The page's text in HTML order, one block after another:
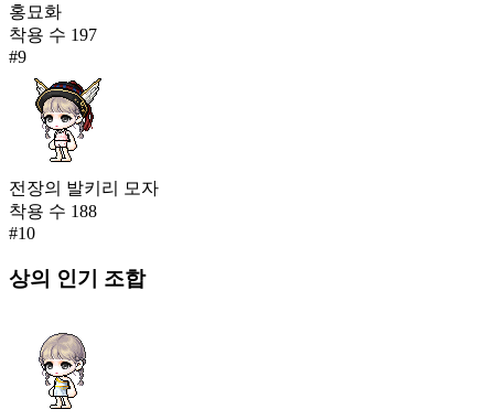
홍묘화
착용 수 197
#9
전장의 발키리 모자
착용 수 188
#10
상의 인기 조합